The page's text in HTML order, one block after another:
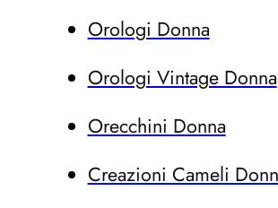
Orologi Donna
Orologi Vintage Donna
Orecchini Donna
Creazioni Cameli